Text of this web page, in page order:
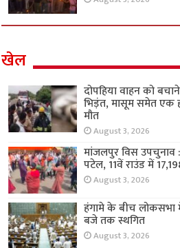
खेल
दोपहिया वाहन को
भिड़ंत, मासूम समेत एक
मौत
August 3, 2026
मांजलपुर विस उपचुनाव
पटेल, 11वें राउंड में
August 3, 2026
हंगामे के बीच लोकसभा
बजे तक स्थगित
August 3, 2026